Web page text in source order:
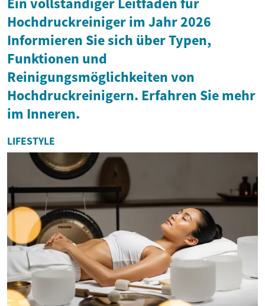
Hochdruckreiniger im Jahr 2026
Informieren Sie sich über Typen,
Funktionen und
Reinigungsmöglichkeiten von
Hochdruckreinigern. Erfahren Sie mehr
im Inneren.
LIFESTYLE